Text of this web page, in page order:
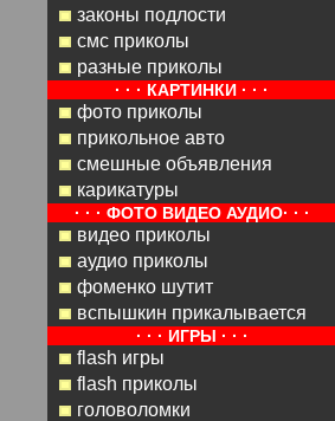
законы подлости
смс приколы
разные приколы
· · · КАРТИНКИ · · ·
фото приколы
прикольное авто
смешные объявления
карикатуры
· · · ФОТО ВИДЕО АУДИО· · ·
видео приколы
аудио приколы
фоменко шутит
вспышкин прикалывается
· · · ИГРЫ · · ·
flash игры
flash приколы
головоломки